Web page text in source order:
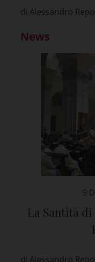
di Alessandro
News
9
La Santità di
di Alessandro